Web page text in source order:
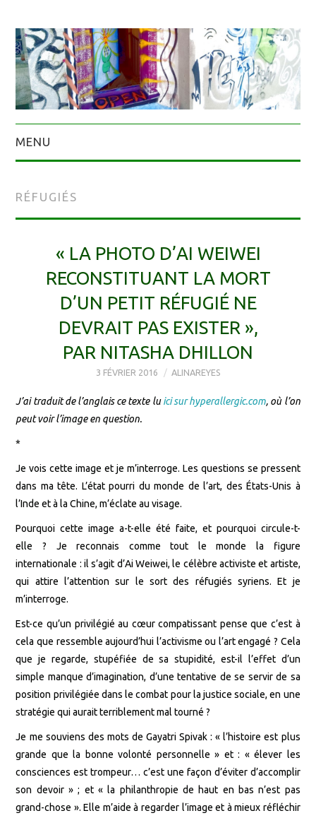
MENU
RÉFUGIÉS
« LA PHOTO D’AI WEIWEI
RECONSTITUANT LA MORT
D’UN PETIT RÉFUGIÉ NE
DEVRAIT PAS EXISTER »,
PAR NITASHA DHILLON
3 FÉVRIER 2016 ALINAREYES
J’ai traduit de l’anglais ce texte luici sur hyperallergic.com, où l’on
peut voir l’image en question.
*
Je vois cette image et je m’interroge. Les questions se pressent
dans ma tête. L’état pourri du monde de l’art, des États-Unis à
l’Inde et à la Chine, m’éclate au visage.
Pourquoi cette image a-t-elle été faite, et pourquoi circule-t-
elle ? Je reconnais comme tout le monde la figure
internationale : il s’agit d’Ai Weiwei, le célèbre activiste et artiste,
qui attire l’attention sur le sort des réfugiés syriens. Et je
m’interroge.
Est-ce qu’un privilégié au cœur compatissant pense que c’est à
cela que ressemble aujourd’hui l’activisme ou l’art engagé ? Cela
que je regarde, stupéfiée de sa stupidité, est-il l’effet d’un
simple manque d’imagination, d’une tentative de se servir de sa
position privilégiée dans le combat pour la justice sociale, en une
stratégie qui aurait terriblement mal tourné ?
Je me souviens des mots de Gayatri Spivak : « l’histoire est plus
grande que la bonne volonté personnelle » et : « élever les
consciences est trompeur… c’est une façon d’éviter d’accomplir
son devoir » ; et « la philanthropie de haut en bas n’est pas
grand-chose ». Elle m’aide à regarder l’image et à mieux réfléchir